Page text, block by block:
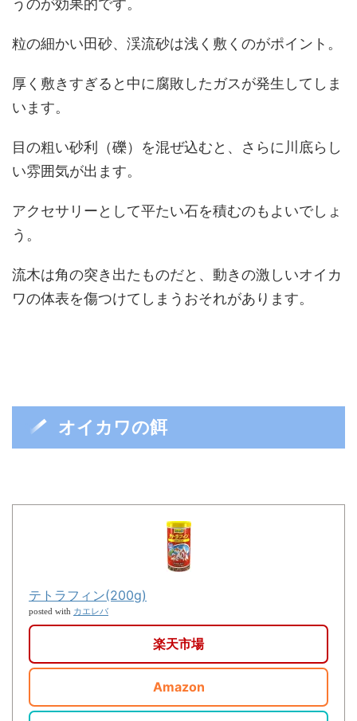
うのが効果的です。
粒の細かい田砂、渓流砂は浅く敷くのがポイント。
厚く敷きすぎると中に腐敗したガスが発生してしま
います。
目の粗い砂利（礫）を混ぜ込むと、さらに川底らし
い雰囲気が出ます。
アクセサリーとして平たい石を積むのもよいでしょ
う。
流木は角の突き出たものだと、動きの激しいオイカ
ワの体表を傷つけてしまうおそれがあります。
オイカワの餌
テトラフィン(200g)
posted with カエレバ
楽天市場
Amazon